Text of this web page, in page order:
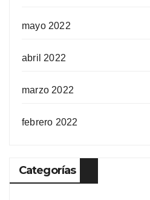
mayo 2022
abril 2022
marzo 2022
febrero 2022
Categorías